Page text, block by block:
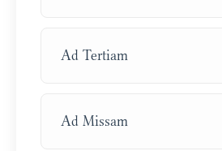
Ad Tertiam
Ad Missam